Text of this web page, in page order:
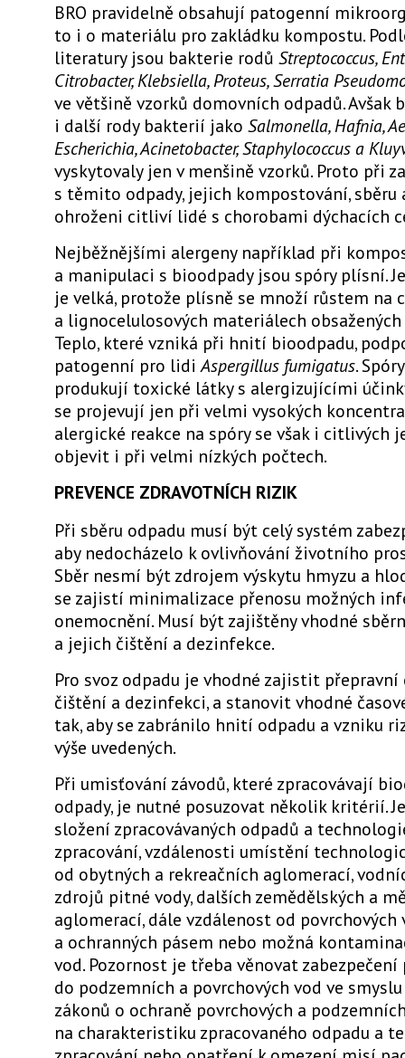
BRO pravidelně obsahují patogenní
to i o materiálu pro zakládku kompostu.
literatury jsou bakterie rodů Streptococcus,
Citrobacter, Klebsiella, Proteus, Serratia
ve většině vzorků domovních odpadů. Avšak
i další rody bakterií jako Salmonella, Hafnia,
Escherichia, Acinetobacter, Staphylococcus a
vyskytovaly jen v menšině vzorků. Proto při
s těmito odpady, jejich kompostování, sběru
ohroženi citliví lidé s chorobami dýchacích
Nejběžnějšími alergeny například při
a manipulaci s bioodpady jsou spóry plísní.
je velká, protože plísně se množí růstem na
a lignocelulosových materiálech obsažených
Teplo, které vzniká při hnití bioodpadu,
patogenní pro lidiAspergillus fumigatus.
produkují toxické látky s alergizujícími
se projevují jen při velmi vysokých
alergické reakce na spóry se však i citlivých
objevit i při velmi nízkých počtech.
PREVENCE ZDRAVOTNÍCH RIZIK
Při sběru odpadu musí být celý systém
aby nedocházelo k ovlivňování životního
Sběr nesmí být zdrojem výskytu hmyzu a
se zajistí minimalizace přenosu možných
onemocnění. Musí být zajištěny vhodné
a jejich čištění a dezinfekce.
Pro svoz odpadu je vhodné zajistit přepravní
čištění a dezinfekci, a stanovit vhodné
tak, aby se zabránilo hnití odpadu a vzniku
výše uvedených.
Při umisťování závodů, které zpracovávají
odpady, je nutné posuzovat několik kritérií.
složení zpracovávaných odpadů a
zpracování, vzdálenosti umístění
od obytných a rekreačních aglomerací,
zdrojů pitné vody, dalších zemědělských a
aglomerací, dále vzdálenost od povrchových
a ochranných pásem nebo možná
vod. Pozornost je třeba věnovat zabezpečení
do podzemních a povrchových vod ve
zákonů o ochraně povrchových a
na charakteristiku zpracovaného odpadu a